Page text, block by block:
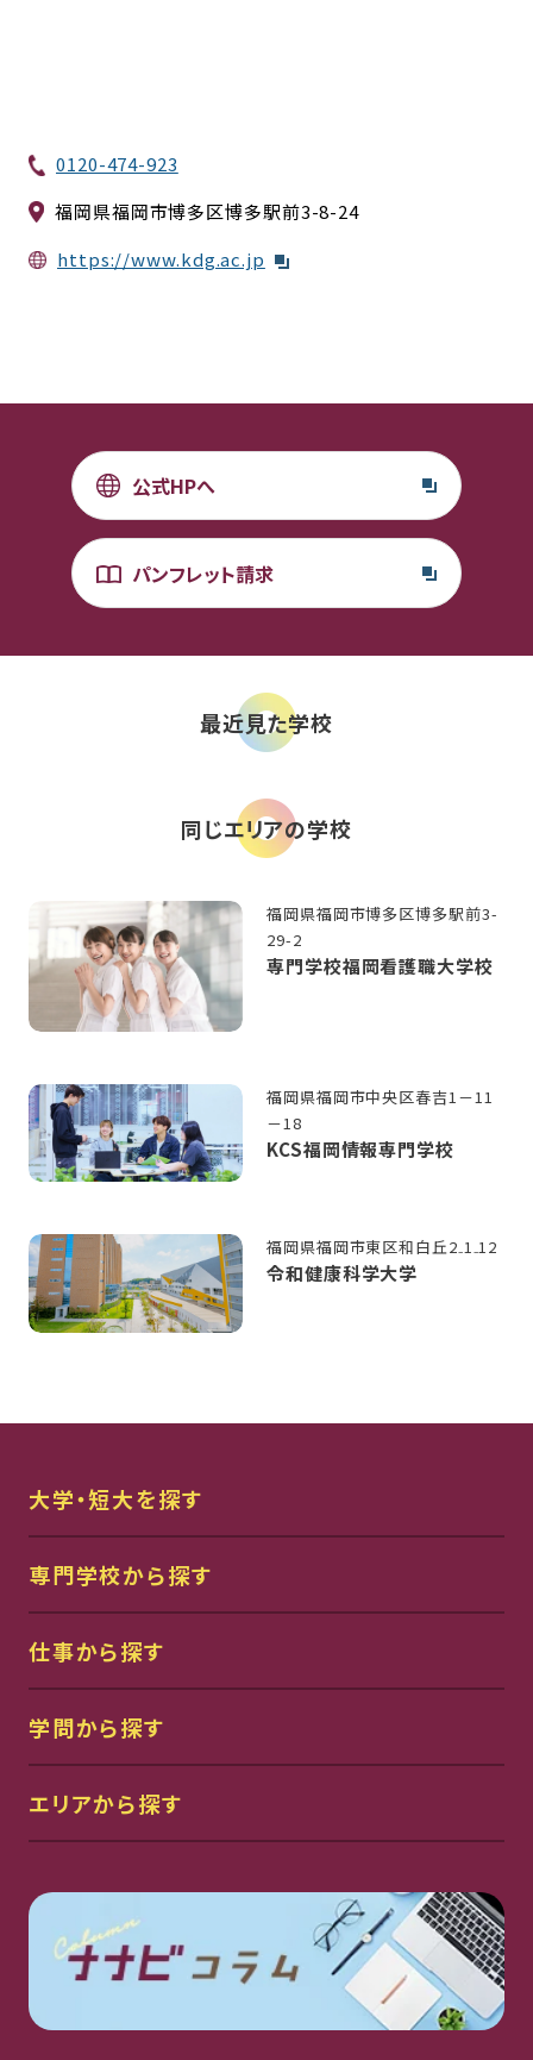
0120-474-923
福岡県福岡市博多区博多駅前3-8-24
https://www.kdg.ac.jp
公式HPへ
パンフレット請求
最近見た学校
同じエリアの学校
福岡県福岡市博多区博多駅前3-
29-2
専門学校福岡看護職大学校
福岡県福岡市中央区春吉1－11
－18
KCS福岡情報専門学校
福岡県福岡市東区和白丘2₋1₋12
令和健康科学大学
大学・短大を探す
専門学校から探す
仕事から探す
学問から探す
エリアから探す